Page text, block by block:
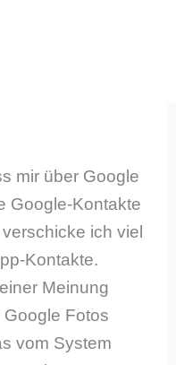
mir über Google
Google-Kontakte
ich viel
Kontakte.
Meinung
Fotos
vom System